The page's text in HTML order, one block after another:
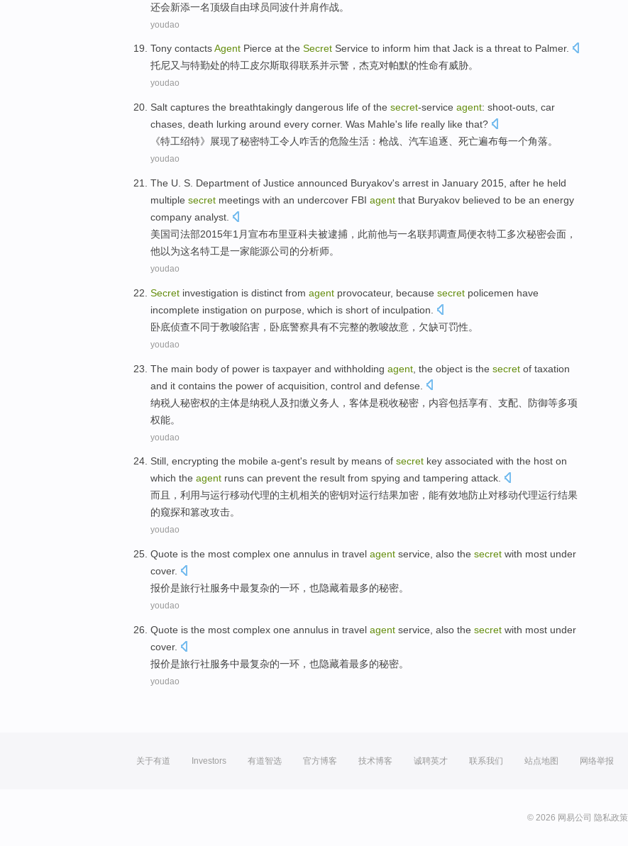
还会新添一名顶级自由球员同波什并肩作战。
youdao
Tony contactsAgent Pierce at the Secret Service to inform him that Jack is a threat to Palmer.
托尼又与特勤处的特工皮尔斯取得联系并示警， 杰克对帕默的性命有威胁。
youdao
Salt captures the breathtakingly dangerous life of the secret-service agent: shoot-outs car
chases death lurking around every corner. Was Mahle's life really like that?
《特工绍特》展现了秘密特工令人咋舌的危险生活 ： 枪战 汽车追逐 死亡遍布每一个角落。
youdao
The U. S. Department of Justice announced Buryakov's arrest in January 2015, after he held
multiple secret meetings with an undercover FBI agent that Buryakov believed to be an energy
company analyst
美国司法部2015年1月宣布布里亚科夫被逮捕 ，此前他与一名联邦调查局便衣特工多次秘密会面 ，
他以为这名特工是一家能源公司 的分析师。
youdao
Secret investigation is distinct from agent provocateur, because secret policemen have
incomplete instigation on purpose, which is short of inculpation
卧底侦查不同于教唆陷害，卧底警察具有不完整的教唆故意， 欠缺可罚性。
youdao
The main body of power is taxpayer and withholding agent the object is the secret of taxation
and it contains the power of acquisition, control and defense
纳税人秘密权的主体是纳税人 及扣缴义务人， 客体是税收秘密， 内容包括享有、支配、防御等多项
权能。
youdao
Still, encrypting the mobile a-gent's result by means of secret key associated with the host on
which the agent runs can prevent the result from spying and tampering attack.
而且
， 利用与运行移动代理的主机相关的密钥对运行结果加密 ， 能有效地防止对移动代理运行结果
的窥探和篡改攻击。
youdao
Quote is the most complex one annulus in travel agent service also the secret with most under
cover.
报价是旅行社服务中最复杂的一环 ， 也隐藏着最多的秘密。
youdao
Quote is the most complex one annulus in travel agent service also the secret with most under
cover.
报价是旅行社服务中最复杂的一环 ， 也隐藏着最多的秘密。
youdao
关于有道 Investors 有道智选 官方博客 技术博客 诚聘英才 联系我们 站点地图 网络举报
© 2026 网易公司 隐私政策